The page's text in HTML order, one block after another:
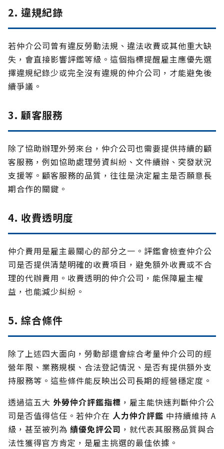
2. 違規紀錄
若仲介公司曾有違反勞動法規、違法收費或其他重大缺
失，會直接影響評鑑等級。這個指標提醒雇主應優先選
擇違規紀錄少或完全沒有違規的仲介公司，才能避免後
續爭議。
3. 顧客服務
除了協助辦理外勞來台，仲介公司也需要提供持續的顧
客服務，例如協助處理勞資糾紛、文件續辦、突發狀況
支援等。顧客服務的品質，往往是決定雇主是否願意長
期合作的關鍵。
4. 收費透明度
仲介費用是雇主最關心的部分之一。評鑑會檢查仲介公
司是否提供清楚明確的收費項目，避免額外收費或不合
理的代辦費用。收費透明的仲介公司，能保障雇主權
益，也能減少糾紛。
5. 綜合條件
除了上述四大面向，勞動部還會綜合考量仲介公司的經
營年限、業務規模、合法登記情況、是否有提供額外支
持服務等。這些條件能反映出公司長期的經營穩定度。
透過這五大 外勞仲介評鑑指標 ，雇主能快速判斷仲介公
司是否值得信任。若仲介在 人力仲介評鑑 中持續維持 A
級，甚至被列為 績優免評公司 ，就代表其服務品質與合
法性獲得官方肯定，是雇主挑選的最佳依據。